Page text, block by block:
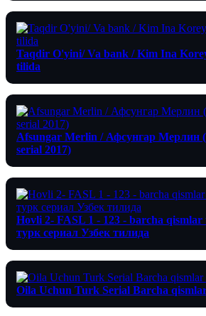
Taqdir O'yini/ Va bank / Kim Ina
tilida
Afsungar Merlin / Афсунгар Мерлин
serial 2017)
Hovli 2- FASL 1 - 123 - barcha
турк сериал Узбек тилида
Oila Uchun Turk Serial Barcha